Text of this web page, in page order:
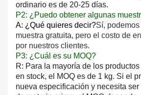
ordinario es de 20-25 días.
P2: ¿Puedo obtener algunas
A: ¿Qué quieres decir?Sí,
muestra gratuita, pero el costo de
por nuestros clientes.
P3: ¿Cuál es su MOQ?
R: Para la mayoría de los
en stock, el MOQ es de 1 kg. Si el
nueva especificación y necesita